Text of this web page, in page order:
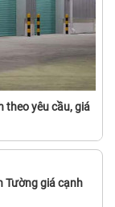
theo yêu cầu, giá
Tường giá cạnh